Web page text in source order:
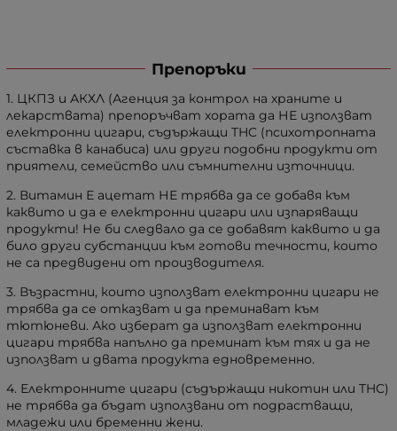
Препоръки
1. ЦКПЗ и АКХЛ (Агенция за контрол на храните и
лекарствата) препоръчват хората да НЕ използват
електронни цигари, съдържащи THC (психотропната
съставка в канабиса) или други подобни продукти от
приятели, семейство или съмнителни източници.
2. Витамин Е ацетат НЕ трябва да се добавя към
каквито и да е електронни цигари или изпаряващи
продукти! Не би следвало да се добавят каквито и да
било други субстанции към готови течности, които
не са предвидени от производителя.
3. Възрастни, които използват електронни цигари не
трябва да се отказват и да преминават към
тютюневи. Ако изберат да използват електронни
цигари трябва напълно да преминат към тях и да не
използват и двата продукта едновременно.
4. Електронните цигари (съдържащи никотин или THC)
не трябва да бъдат използвани от подрастващи,
младежи или бременни жени.